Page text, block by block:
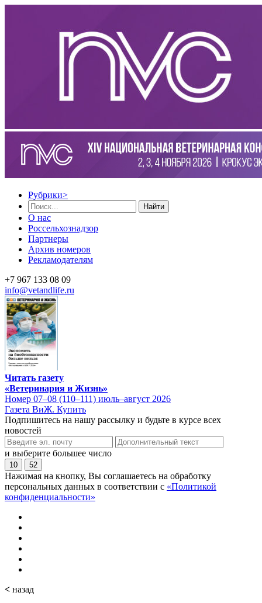
Рубрики>
Найти
О нас
Россельхознадзор
Партнеры
Архив номеров
Рекламодателям
+7 967 133 08 09
info@vetandlife.ru
Читать газету
«Ветеринария и Жизнь»
Номер 07–08 (110–111) июль–август 2026
Газета ВиЖ. Купить
Подпишитесь на нашу рассылку и будьте в курсе всех
новостей
и выберите большее число
10 52
Нажимая на кнопку, Вы соглашаетесь на обработку
персональных данных в соответствии с «Политикой
конфиденциальности»
< назад